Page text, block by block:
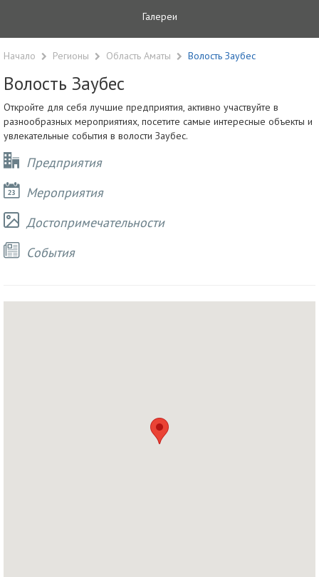
Галереи
Начало Регионы Область Аматы Волость Заубес
Волость Заубес
Откройте для себя лучшие предприятия, активно участвуйте в
разнообразных мероприятиях, посетите самые интересные объекты и
увлекательные события в волости Заубес.
Предприятия
Мероприятия
Достопримечательности
Cобытия